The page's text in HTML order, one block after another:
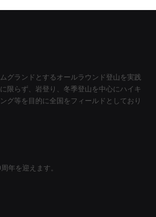
グランドとするオールラウンド登山を実践
限らず、岩登り、冬季登山を中心にハイキ
グ等を目的に全国をフィールドとしており
年を迎えます。